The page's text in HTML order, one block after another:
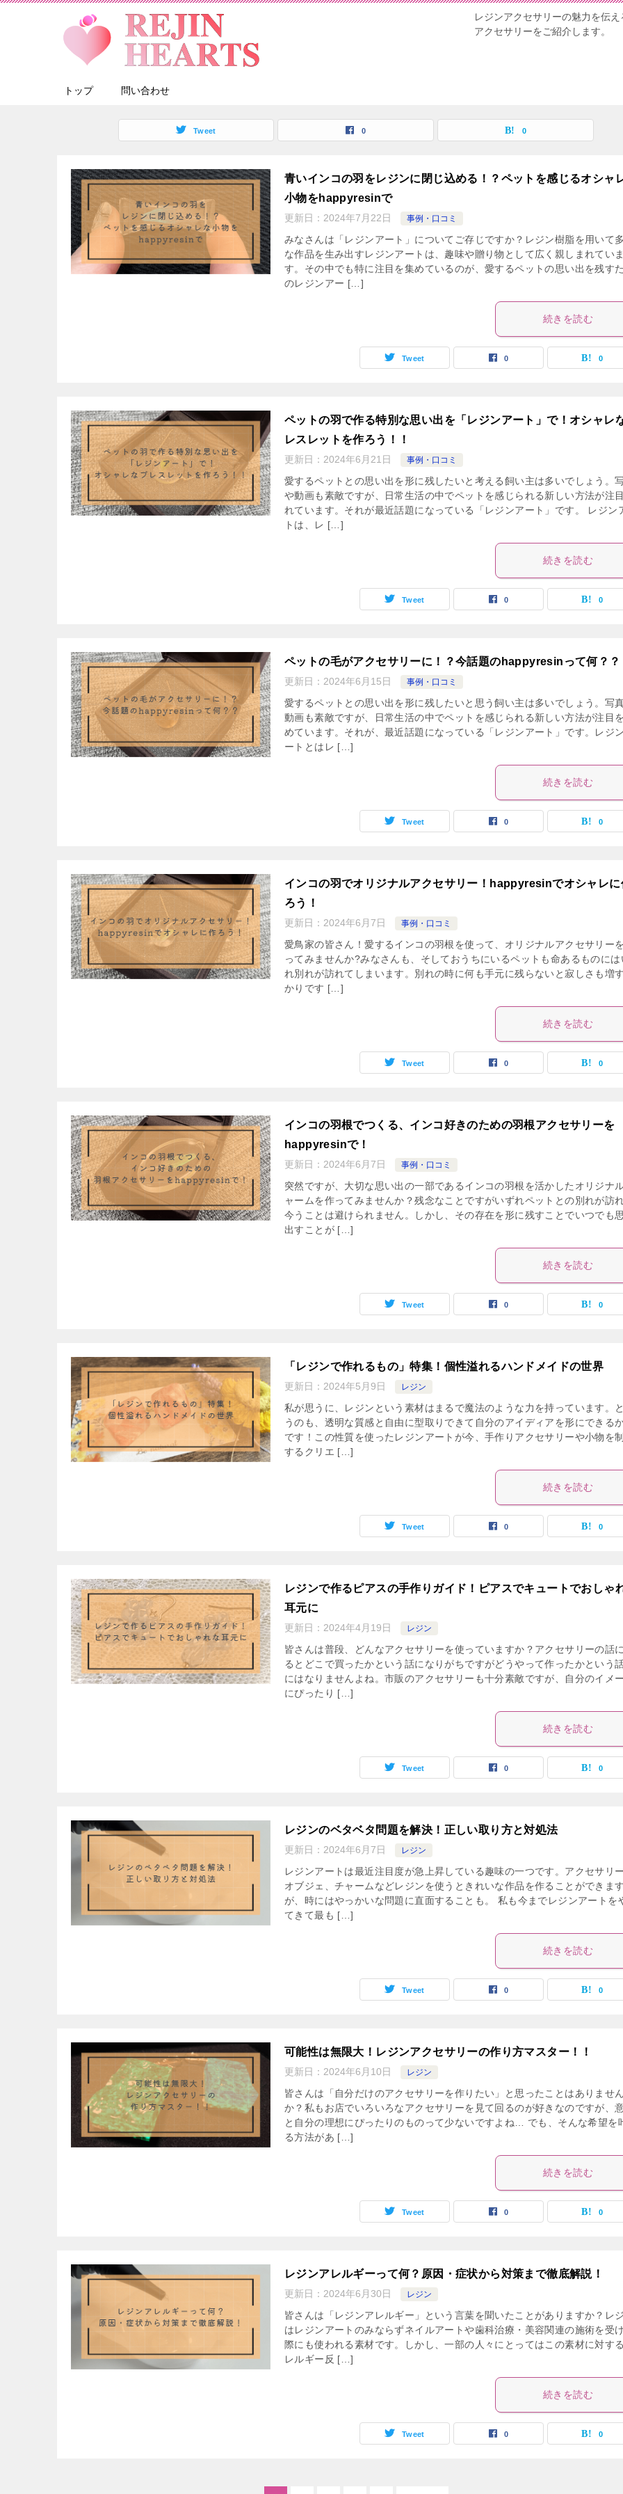
レジンアクセサリーの魅力を伝
アクセサリーをご紹介します。
トップ 問い合わせ
Tweet 0 0
青いインコの羽をレジンに閉じ込める！？ペットを感じるオシャ
小物をhappyresinで
更新日： 2024年7月22日 事例・口コミ
みなさんは「レジンアート」についてご存じですか？レジン樹脂を用いて
な作品を生み出すレジンアートは、趣味や贈り物として広く親しまれていま
す。その中でも特に注目を集めているのが、愛するペットの思い出を残す
のレジンアー […]
続きを読む
Tweet 0 0
ペットの羽で作る特別な思い出を「レジンアート」で！オシャレ
レスレットを作ろう！！
更新日： 2024年6月21日 事例・口コミ
愛するペットとの思い出を形に残したいと考える飼い主は多いでしょう。
や動画も素敵ですが、日常生活の中でペットを感じられる新しい方法が注
れています。それが最近話題になっている「レジンアート」です。 レジン
トは、レ […]
続きを読む
Tweet 0 0
ペットの毛がアクセサリーに！？今話題のhappyresinって何？？
更新日： 2024年6月15日 事例・口コミ
愛するペットとの思い出を形に残したいと思う飼い主は多いでしょう。写
動画も素敵ですが、日常生活の中でペットを感じられる新しい方法が注目
めています。それが、最近話題になっている「レジンアート」です。レジ
ートとはレ […]
続きを読む
Tweet 0 0
インコの羽でオリジナルアクセサリー！happyresinでオシャレに
ろう！
更新日： 2024年6月7日 事例・口コミ
愛鳥家の皆さん！愛するインコの羽根を使って、オリジナルアクセサリー
ってみませんか?みなさんも、そしておうちにいるペットも命あるものには
れ別れが訪れてしまいます。別れの時に何も手元に残らないと寂しさも増
かりです […]
続きを読む
Tweet 0 0
インコの羽根でつくる、インコ好きのための羽根アクセサリーを
happyresinで！
更新日： 2024年6月7日 事例・口コミ
突然ですが、大切な思い出の一部であるインコの羽根を活かしたオリジナ
ャームを作ってみませんか？残念なことですがいずれペットとの別れが訪
今うことは避けられません。しかし、その存在を形に残すことでいつでも
出すことが […]
続きを読む
Tweet 0 0
「レジンで作れるもの」特集！個性溢れるハンドメイドの世界
更新日： 2024年5月9日 レジン
私が思うに、レジンという素材はまるで魔法のような力を持っています。
うのも、透明な質感と自由に型取りできて自分のアイディアを形にできる
です！この性質を使ったレジンアートが今、手作りアクセサリーや小物を
するクリエ […]
続きを読む
Tweet 0 0
レジンで作るピアスの手作りガイド！ピアスでキュートでおしゃ
耳元に
更新日： 2024年4月19日 レジン
皆さんは普段、どんなアクセサリーを使っていますか？アクセサリーの話
るとどこで買ったかという話になりがちですがどうやって作ったかという
にはなりませんよね。市販のアクセサリーも十分素敵ですが、自分のイメ
にぴったり […]
続きを読む
Tweet 0 0
レジンのベタベタ問題を解決！正しい取り方と対処法
更新日： 2024年6月7日 レジン
レジンアートは最近注目度が急上昇している趣味の一つです。アクセサリ
オブジェ、チャームなどレジンを使うときれいな作品を作ることができます
が、時にはやっかいな問題に直面することも。 私も今までレジンアートを
てきて最も […]
続きを読む
Tweet 0 0
可能性は無限大！レジンアクセサリーの作り方マスター！！
更新日： 2024年6月10日 レジン
皆さんは「自分だけのアクセサリーを作りたい」と思ったことはありません
か？私もお店でいろいろなアクセサリーを見て回るのが好きなのですが、
と自分の理想にぴったりのものって少ないですよね… でも、そんな希望を
る方法があ […]
続きを読む
Tweet 0 0
レジンアレルギーって何？原因・症状から対策まで徹底解説！
更新日： 2024年6月30日 レジン
皆さんは「レジンアレルギー」という言葉を聞いたことがありますか？レ
はレジンアートのみならずネイルアートや歯科治療・美容関連の施術を受
際にも使われる素材です。しかし、一部の人々にとってはこの素材に対す
レルギー反 […]
続きを読む
Tweet 0 0